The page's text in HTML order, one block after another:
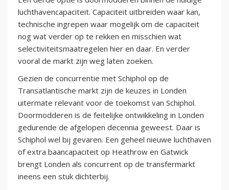
luchthavencapaciteit. Capaciteit uitbreiden waar kan,
technische ingrepen waar mogelijk om de capaciteit
nog wat verder op te rekken en misschien wat
selectiviteitsmaatregelen hier en daar. En verder
vooral de markt zijn weg laten zoeken.
Gezien de concurrentie met Schiphol op de
Transatlantische markt zijn de keuzes in Londen
uitermate relevant voor de toekomst van Schiphol.
Doormodderen is de feitelijke ontwikkeling in Londen
gedurende de afgelopen decennia geweest. Daar is
Schiphol wel bij gevaren. Een geheel nieuwe luchthaven
of extra baancapaciteit op Heathrow en Gatwick
brengt Londen als concurrent op de transfermarkt
ineens een stuk dichterbij.